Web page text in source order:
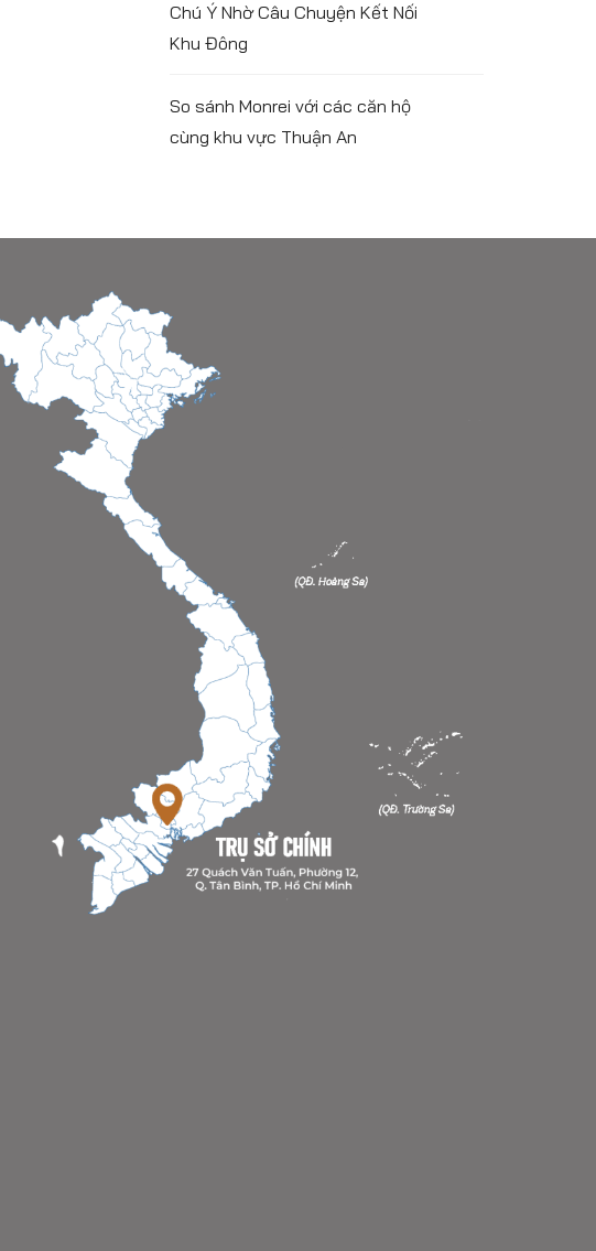
Chú Ý Nhờ Câu Chuyện Kết Nối
Khu Đông
So sánh Monrei với các căn hộ
cùng khu vực Thuận An